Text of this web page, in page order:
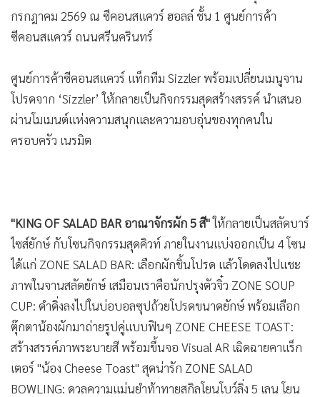
กรกฎาคม 2569 ณ ซีคอนสแควร์ ฮอลล์ ชั้น 1 ศูนย์การค้า
ซีคอนสแควร์ ถนนศรีนครินทร์
ศูนย์การค้าซีคอนสแควร์ แท็กทีม Sizzler พร้อมเปลี่ยนเมนูจาน
โปรดจาก ‘Sizzler’ ให้กลายเป็นกิจกรรมสุดสร้างสรรค์ นำเสนอ
ผ่านโมเมนต์แห่งความสนุกและความอบอุ่นของทุกคนใน
ครอบครัว เนรมิต
"KING OF SALAD BAR อาณาจักรผัก 5 สี"ให้กลายเป็นสลัดบาร์
ไซส์ยักษ์ กับโซนกิจกรรมสุดคิวท์ ภายในงานแบ่งออกเป็น 4 โซน
ได้แก่ ZONE SALAD BAR: เลือกผักชิ้นโปรด แล้วโดดลงไปแชะ
ภาพในจานสลัดยักษ์ เสมือนเราคือนักปรุงตัวจิ๋ว ZONE SOUP
CUP: ดำดิ่งลงไปในบ่อบอลซุปถ้วยโปรดขนาดยักษ์ พร้อมเลือก
ตุ๊กตาน้องผักมาถ่ายรูปคู่แบบฟินๆ ZONE CHEESE TOAST:
สร้างสรรค์ภาพระบายสี พร้อมขึ้นจอ Visual AR เฉิดฉายคาแร็ก
เตอร์ "น้อง Cheese Toast" สุดน่ารัก ZONE SALAD
BOWLING: ดวลความแม่นยำท้าทายสกิลโยนโบว์ลิ่ง 5 เลน โยน